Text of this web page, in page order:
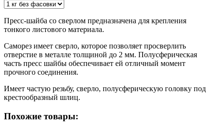
Пресс-шайба со сверлом предназначена для крепления
тонкого листового материала.
Саморез имеет сверло, которое позволяет просверлить
отверстие в металле толщиной до 2 мм. Полусферическая
часть пресс шайбы обеспечивает ей отличный момент
прочного соединения.
Имеет частую резьбу, сверло, полусферическую головку под
крестообразный шлиц.
Похожие товары: